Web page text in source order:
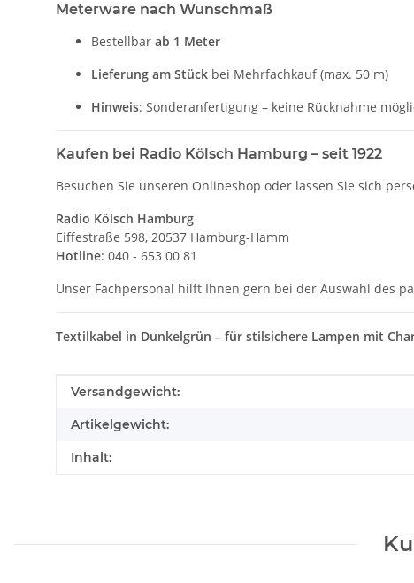
Meterware nach Wunschmaß
Bestellbar ab 1 Meter
Lieferung am Stück bei Mehrfachkauf (max. 50 m)
Hinweis: Sonderanfertigung – keine Rücknahme
Kaufen bei Radio Kölsch Hamburg – seit 1922
Besuchen Sie unseren Onlineshop oder lassen Sie sich
Radio Kölsch Hamburg
Eiffestraße 598, 20537 Hamburg-Hamm
Hotline: 040 - 653 00 81
Unser Fachpersonal hilft Ihnen gern bei der Auswahl des
Textilkabel in Dunkelgrün – für stilsichere Lampen mit
Produkteigenschaft
Wert
Versandgewicht:
Artikelgewicht:
Inhalt: